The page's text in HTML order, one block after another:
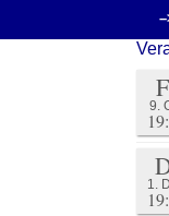
9.
1.